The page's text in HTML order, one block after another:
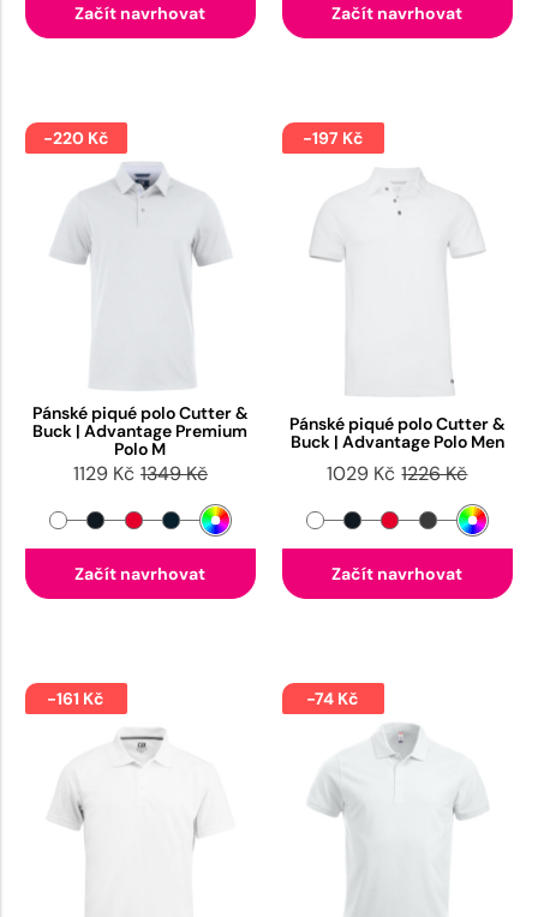
Začít navrhovat Začít navrhovat
-220 Kč
Pánské piqué polo Cutter &
Buck | Advantage Premium
Polo M
1129 Kč 1349 Kč
Začít navrhovat
-197 Kč
Pánské piqué polo Cutter &
Buck | Advantage Polo Men
1029 Kč 1226 Kč
Začít navrhovat
-161 Kč -74 Kč